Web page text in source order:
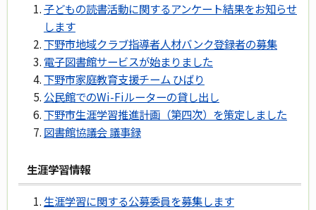
子どもの読書活動に関するアンケート結果をお知らせ
します
下野市地域クラブ指導者人材バンク登録者の募集
電子図書館サービスが始まりました
下野市家庭教育支援チーム ひばり
公民館でのWi-Fiルーターの貸し出し
下野市生涯学習推進計画（第四次）を策定しました
図書館協議会 議事録
生涯学習情報
生涯学習に関する公募委員を募集します